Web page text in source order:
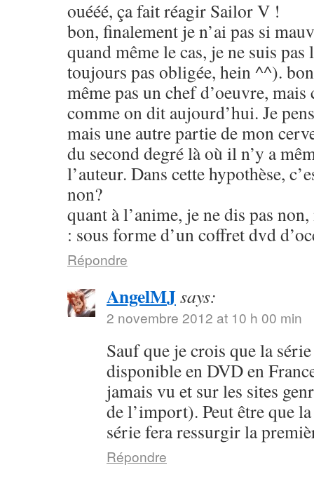
ouééé, ça fait réagir Sailor V !
bon, finalement je n’ai pas si
quand même le cas, je ne suis pas
toujours pas obligée, hein ^^).
même pas un chef d’oeuvre,
comme on dit aujourd’hui. Je
mais une autre partie de mon
du second degré là où il n’y a
l’auteur. Dans cette hypothèse,
non?
quant à l’anime, je ne dis pas
: sous forme d’un coffret dvd
Répondre
AngelMJsays:
2 novembre 2012 at 10 h 00 min
Sauf que je crois que la
disponible en DVD en
jamais vu et sur les sites
de l’import). Peut être que
série fera ressurgir la
Répondre